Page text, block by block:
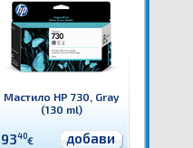
Мастило HP 730, Gray
(130 ml)
9340€ добави